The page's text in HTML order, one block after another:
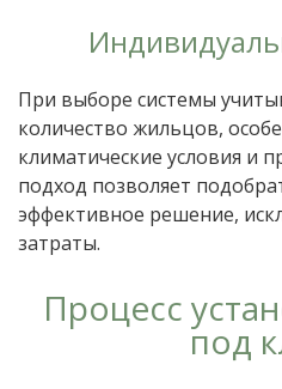
При выборе системы
количество жильцов,
климатические условия и
подход позволяет
эффективное решение,
затраты.
Процесс
под